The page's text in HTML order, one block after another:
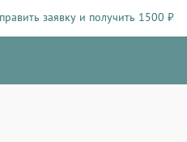
заявку и получить 1500 ₽